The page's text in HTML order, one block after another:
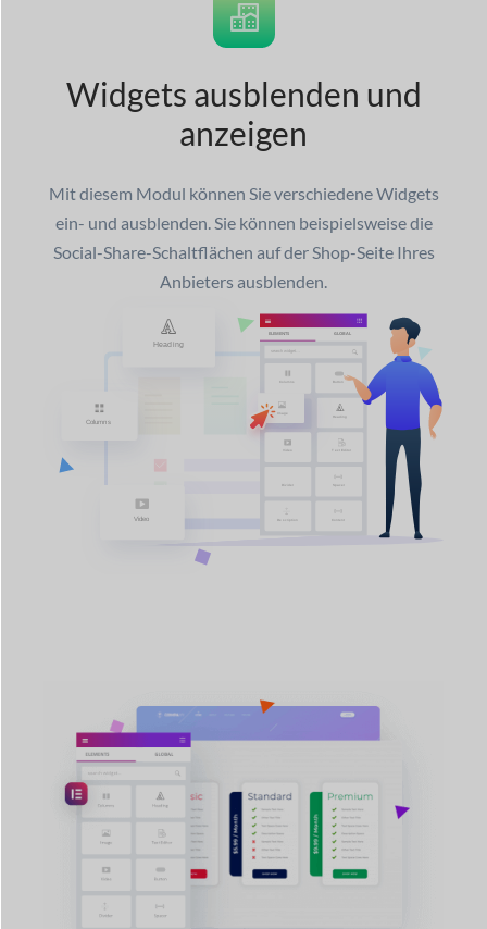
Widgets ausblenden und
anzeigen
Mit diesem Modul können Sie verschiedene Widgets
ein- und ausblenden. Sie können beispielsweise die
Social-Share-Schaltflächen auf der Shop-Seite Ihres
Anbieters ausblenden.